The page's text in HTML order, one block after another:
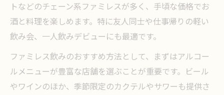
トなどのチェーン系ファミレスが多く、手頃な価格でお
酒と料理を楽しめます。特に友人同士や仕事帰りの軽い
飲み会、一人飲みデビューにも最適です。
ファミレス飲みのおすすめ方法として、まずはアルコー
ルメニューが豊富な店舗を選ぶことが重要です。ビール
やワインのほか、季節限定のカクテルやサワーも提供さ